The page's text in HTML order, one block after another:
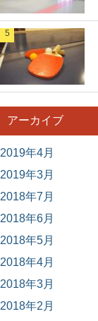
アーカイブ
2019年4月
2019年3月
2018年7月
2018年6月
2018年5月
2018年4月
2018年3月
2018年2月